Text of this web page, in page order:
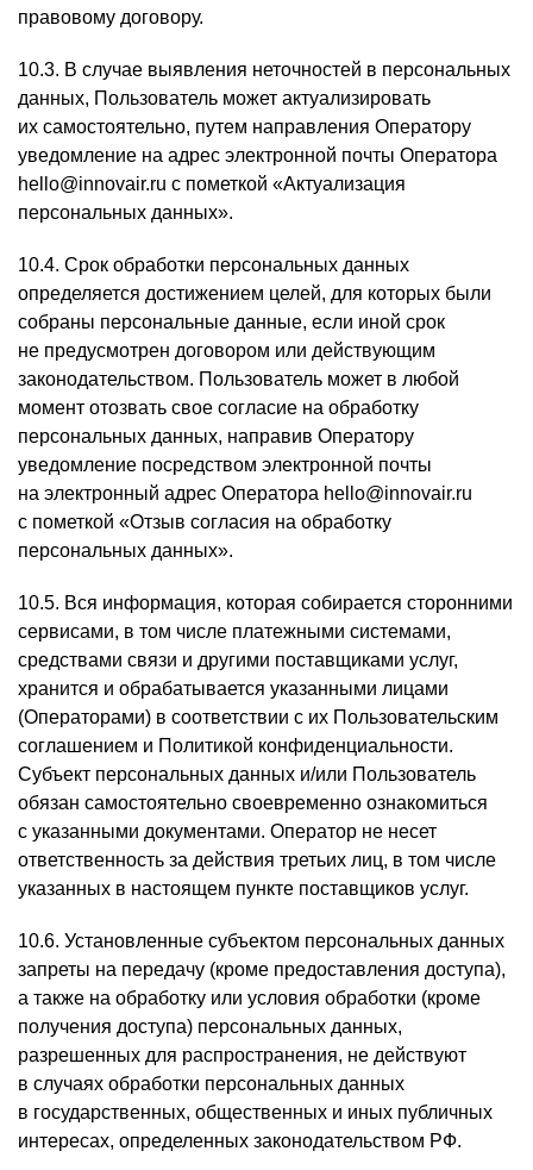
правовому договору.
10.3. В случае выявления неточностей в персональных
данных, Пользователь может актуализировать
их самостоятельно, путем направления Оператору
уведомление на адрес электронной почты Оператора
hello@innovair.ru с пометкой «Актуализация
персональных данных».
10.4. Срок обработки персональных данных
определяется достижением целей, для которых были
собраны персональные данные, если иной срок
не предусмотрен договором или действующим
законодательством. Пользователь может в любой
момент отозвать свое согласие на обработку
персональных данных, направив Оператору
уведомление посредством электронной почты
на электронный адрес Оператора hello@innovair.ru
с пометкой «Отзыв согласия на обработку
персональных данных».
10.5. Вся информация, которая собирается сторонними
сервисами, в том числе платежными системами,
средствами связи и другими поставщиками услуг,
хранится и обрабатывается указанными лицами
(Операторами) в соответствии с их Пользовательским
соглашением и Политикой конфиденциальности.
Субъект персональных данных и/или Пользователь
обязан самостоятельно своевременно ознакомиться
с указанными документами. Оператор не несет
ответственность за действия третьих лиц, в том числе
указанных в настоящем пункте поставщиков услуг.
10.6. Установленные субъектом персональных данных
запреты на передачу (кроме предоставления доступа),
а также на обработку или условия обработки (кроме
получения доступа) персональных данных,
разрешенных для распространения, не действуют
в случаях обработки персональных данных
в государственных, общественных и иных публичных
интересах, определенных законодательством РФ.